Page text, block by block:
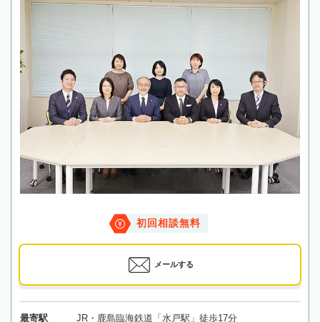
初回相談無料
メールする
最寄駅 JR・鹿島臨海鉄道「水戸駅」徒歩17分